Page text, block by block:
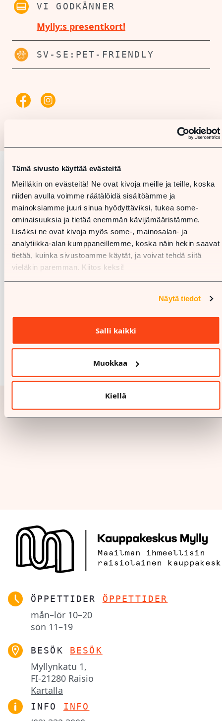
Tämä sivusto käyttää evästeitä
Meilläkin on evästeitä! Ne ovat kivoja meille ja teille, koska
niiden avulla voimme räätälöidä sisältöämme ja
mainoksiamme juuri sinua hyödyttäviksi, tukea some-
ominaisuuksia ja tietää enemmän kävijämääristämme.
Lisäksi ne ovat kivoja myös some-, mainosalan- ja
analytiikka-alan kumppaneillemme, koska näin hekin saavat
tietää, kuinka sivustoamme käytät, ja voivat tehdä siitä
vieläkin paremman. Kiitos keksi!
Näytä tiedot
Salli kaikki
Muokkaa
Kiellä
VI GODKÄNNER
Mylly:s presentkort!
SV-SE:PET-FRIENDLY
Karta
ÖPPETTIDER ÖPPETTIDER
mån–lör 10–20
sön 11–19
BESÖK BESÖK
Myllynkatu 1,
FI-21280 Raisio
Kartalla
INFO INFO